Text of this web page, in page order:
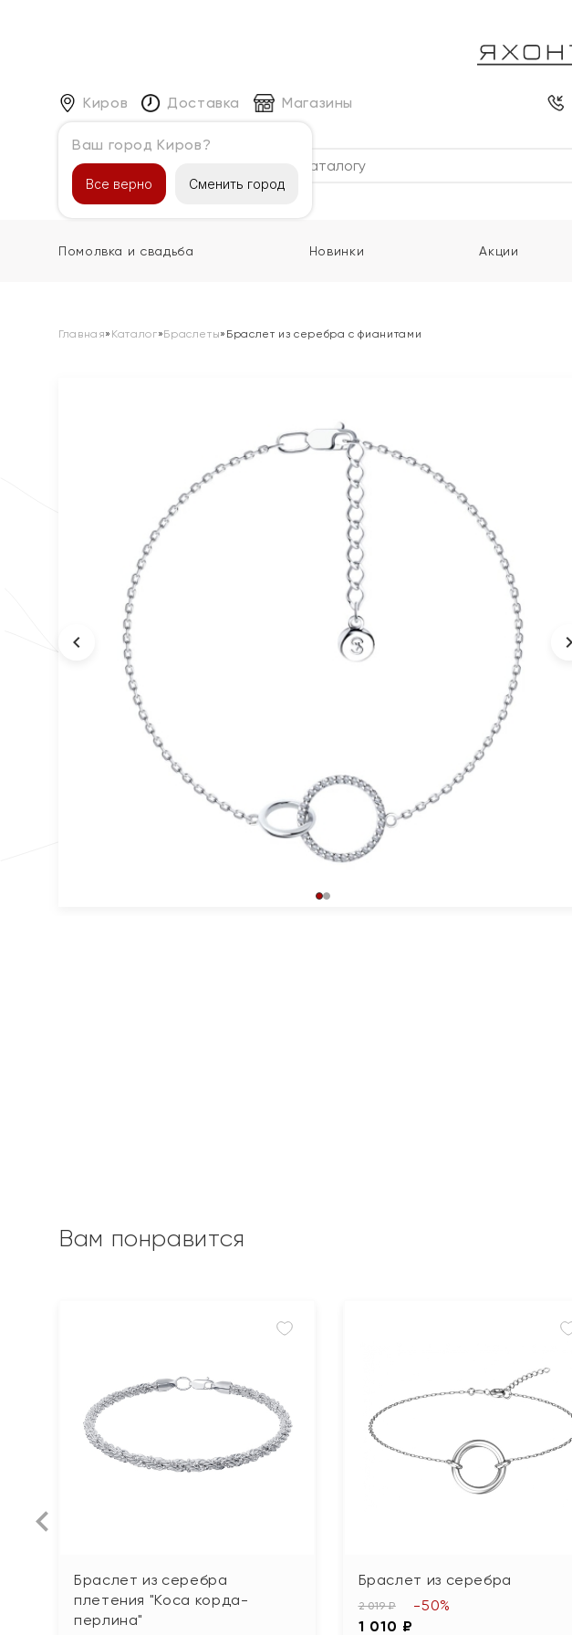
Киров
Ваш город Киров?
Все верно Сменить город
Доставка Магазины
Каталог
Помолвка и свадьба Новинки Акции
Главная» Каталог»Браслеты» Браслет из серебра с фианитами
Вам понравится
Браслет из серебра
плетения "Коса корда-
перлина"
Браслет из серебра
2 019 ₽
1 010 ₽
-50%